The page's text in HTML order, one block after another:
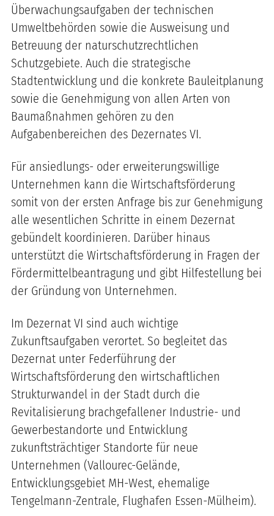
Überwachungsaufgaben der technischen
Umweltbehörden sowie die Ausweisung und
Betreuung der naturschutzrechtlichen
Schutzgebiete. Auch die strategische
Stadtentwicklung und die konkrete Bauleitplanung
sowie die Genehmigung von allen Arten von
Baumaßnahmen gehören zu den
Aufgabenbereichen des Dezernates VI.
Für ansiedlungs- oder erweiterungswillige
Unternehmen kann die Wirtschaftsförderung
somit von der ersten Anfrage bis zur Genehmigung
alle wesentlichen Schritte in einem Dezernat
gebündelt koordinieren. Darüber hinaus
unterstützt die Wirtschaftsförderung in Fragen der
Fördermittelbeantragung und gibt Hilfestellung bei
der Gründung von Unternehmen.
Im Dezernat VI sind auch wichtige
Zukunftsaufgaben verortet. So begleitet das
Dezernat unter Federführung der
Wirtschaftsförderung den wirtschaftlichen
Strukturwandel in der Stadt durch die
Revitalisierung brachgefallener Industrie- und
Gewerbestandorte und Entwicklung
zukunftsträchtiger Standorte für neue
Unternehmen (Vallourec-Gelände,
Entwicklungsgebiet MH-West, ehemalige
Tengelmann-Zentrale, Flughafen Essen-Mülheim).